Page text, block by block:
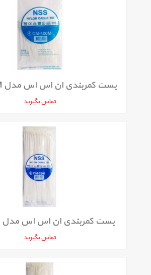
بست کمربندی ان اس اس مدل CM-100M
تماس بگیرید
بست کمربندی ان اس اس مدل CM-250I
تماس بگیرید